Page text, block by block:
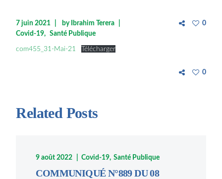
7 juin 2021 by Ibrahim Terera
Covid-19
Santé Publique
0
com455_31-Mai-21 Télécharger
0
Related Posts
9 août 2022 Covid-19 Santé Publique
COMMUNIQUÉ N°889 DU 08